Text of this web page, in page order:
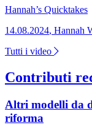
Hannah’s Quicktakes
14.08.2024, Hannah
Tutti i video
Contributi
Altri modelli da
riforma